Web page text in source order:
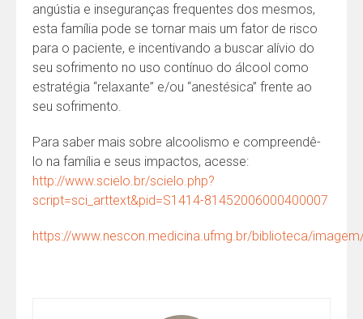
angústia e inseguranças frequentes dos mesmos,
esta família pode se tornar mais um fator de risco
para o paciente, e incentivando a buscar alívio do
seu sofrimento no uso contínuo do álcool como
estratégia “relaxante” e/ou “anestésica” frente ao
seu sofrimento.
Para saber mais sobre alcoolismo e compreendê-
lo na família e seus impactos, acesse:
http://www.scielo.br/scielo.php?
script=sci_arttext&pid=S1414-81452006000400007
https://www.nescon.medicina.ufmg.br/biblioteca/